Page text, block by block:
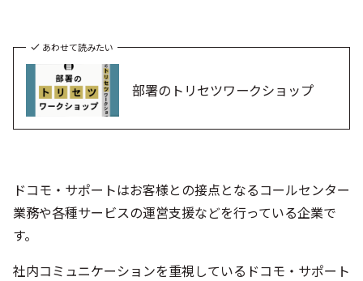
あわせて読みたい
部署のトリセツワークショップ
ドコモ・サポートはお客様との接点となるコールセンター
業務や各種サービスの運営支援などを行っている企業で
す。
社内コミュニケーションを重視しているドコモ・サポート